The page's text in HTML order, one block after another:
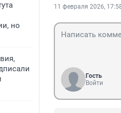
но
11 февраля 2026,
Гость
Войти